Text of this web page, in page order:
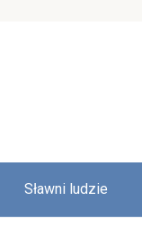
Sławni ludzie